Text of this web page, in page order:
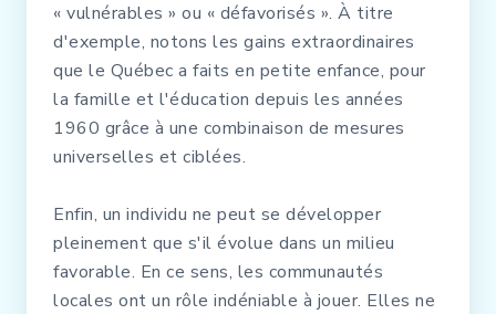
« vulnérables » ou « défavorisés ». À titre
d'exemple, notons les gains extraordinaires
que le Québec a faits en petite enfance, pour
la famille et l'éducation depuis les années
1960 grâce à une combinaison de mesures
universelles et ciblées.
Enfin, un individu ne peut se développer
pleinement que s'il évolue dans un milieu
favorable. En ce sens, les communautés
locales ont un rôle indéniable à jouer. Elles ne